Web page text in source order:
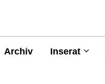
Archiv Inserat